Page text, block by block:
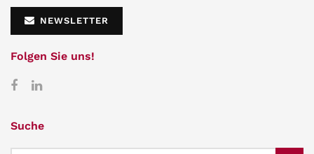
NEWSLETTER
Folgen Sie uns!
Suche